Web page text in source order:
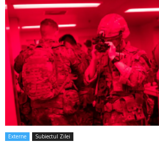
Externe Subiectul Zilei